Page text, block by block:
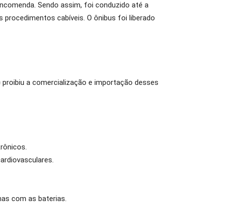
Sendo assim, foi conduzido até a
procedimentos cabíveis. O ônibus foi liberado
proibiu a comercialização e importação desses
com as baterias.